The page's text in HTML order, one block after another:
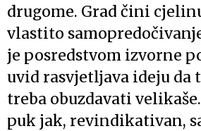
drugome. Grad čini
vlastito
je posredstvom izvorne
uvid rasvjetljava ideju da
treba obuzdavati
puk jak, revindikativan,